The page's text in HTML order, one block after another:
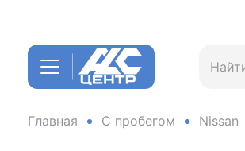
Главная С пробегом Nissan